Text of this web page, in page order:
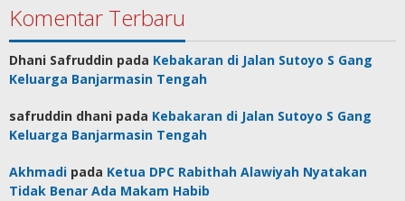
Komentar Terbaru
Dhani Safruddin pada Kebakaran di Jalan Sutoyo S Gang
Keluarga Banjarmasin Tengah
safruddin dhani pada Kebakaran di Jalan Sutoyo S Gang
Keluarga Banjarmasin Tengah
Akhmadi pada Ketua DPC Rabithah Alawiyah Nyatakan
Tidak Benar Ada Makam Habib